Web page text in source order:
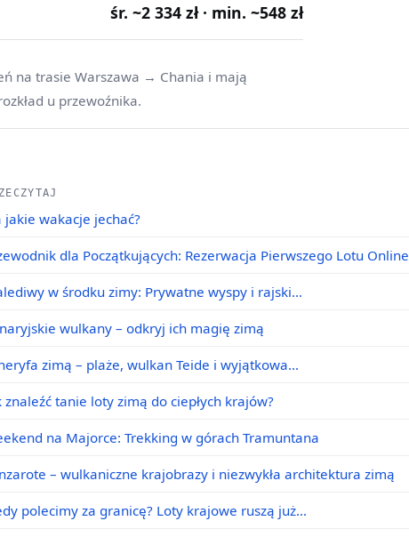
śr. ~2 334 zł · min. ~548 zł
na trasie Warszawa → Chania i mają
u przewoźnika.
jakie wakacje jechać?
dla Początkujących: Rezerwacja Pierwszego Lotu Online
w środku zimy: Prywatne wyspy i rajski…
wulkany – odkryj ich magię zimą
zimą – plaże, wulkan Teide i wyjątkowa…
znaleźć tanie loty zimą do ciepłych krajów?
na Majorce: Trekking w górach Tramuntana
– wulkaniczne krajobrazy i niezwykła architektura zimą
polecimy za granicę? Loty krajowe ruszą już…